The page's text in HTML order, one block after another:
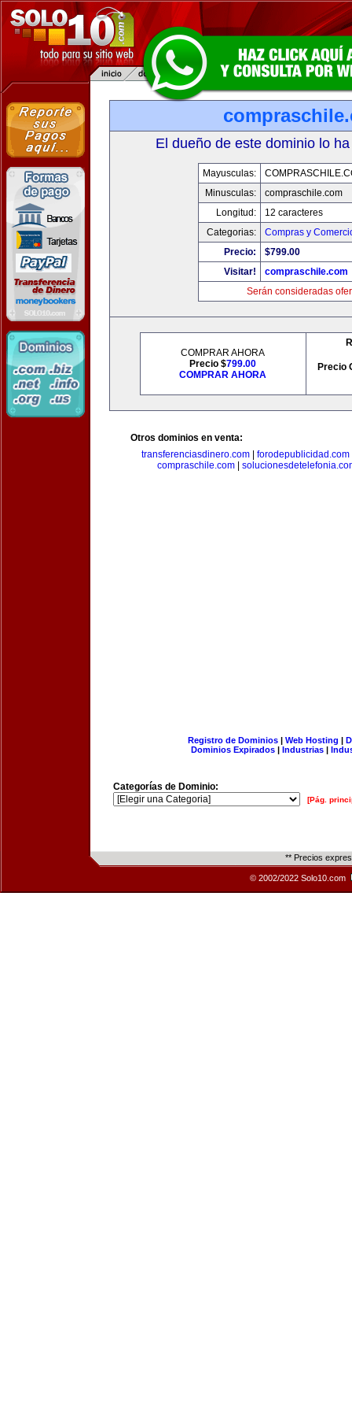
El dueño de este dominio lo
Mayusculas:
Minusculas:
compraschile.com
Longitud:
12 caracteres
Categorias:
Compras y
Precio:
$799.00
Visitar!
compraschile.com
Serán consideradas
COMPRAR AHORA
Precio $799.00
COMPRAR AHORA
Precio
Otros dominios en venta:
transferenciasdinero.com
forodepublicidad.com
compraschile.com
Registro de Dominios| Web Hosting |
Dominios Expirados | Industrias |
Categorías de Dominio:
[Pág.
** Precios
© 2002/2022 Solo10.com